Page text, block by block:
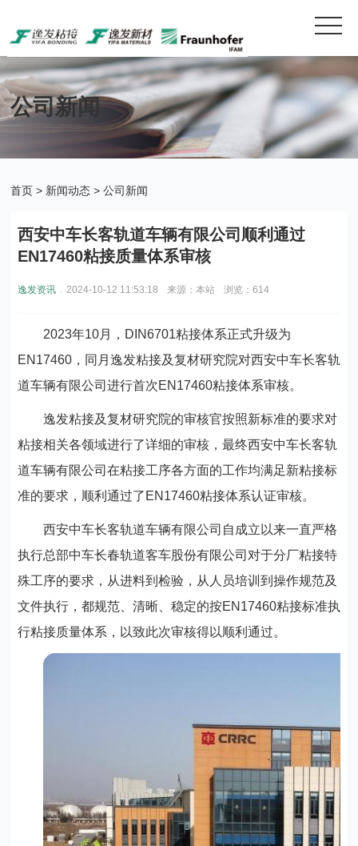
公司新闻
首页 > 新闻动态 >公司新闻
西安中车长客轨道车辆有限公司顺利通过
EN17460粘接质量体系审核
逸发资讯 2024-10-12 11:53:18 来源：本站 浏览：614
2023年10月，DIN6701粘接体系正式升级为
EN17460，同月逸发粘接及复材研究院对西安中车长客轨
道车辆有限公司进行首次EN17460粘接体系审核。
逸发粘接及复材研究院的审核官按照新标准的要求对
粘接相关各领域进行了详细的审核，最终西安中车长客轨
道车辆有限公司在粘接工序各方面的工作均满足新粘接标
准的要求，顺利通过了EN17460粘接体系认证审核。
西安中车长客轨道车辆有限公司自成立以来一直严格
执行总部中车长春轨道客车股份有限公司对于分厂粘接特
殊工序的要求，从进料到检验，从人员培训到操作规范及
文件执行，都规范、清晰、稳定的按EN17460粘接标准执
行粘接质量体系，以致此次审核得以顺利通过。